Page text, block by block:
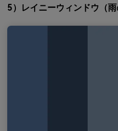
5）レイニーウィンドウ（雨